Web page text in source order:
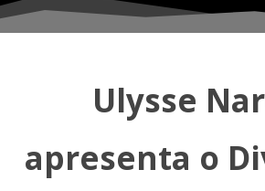
Ulysse
apresenta o